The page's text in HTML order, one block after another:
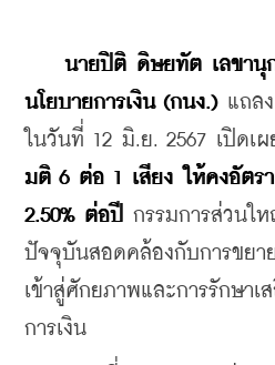
นายปิติ ดิษยทัต เลขานุ
นโยบายการเงิน (กนง.) แถลง
ในวันที่ 12 มิ.ย. 2567 เปิดเผ
มติ 6 ต่อ 1 เสียง ให้คงอัตร
2.50% ต่อปี
กรรมการส่วนใ
ปัจจุบันสอดคล้องกับการขยา
เข้าสู่ศักยภาพและการรักษาเ
การเงิน